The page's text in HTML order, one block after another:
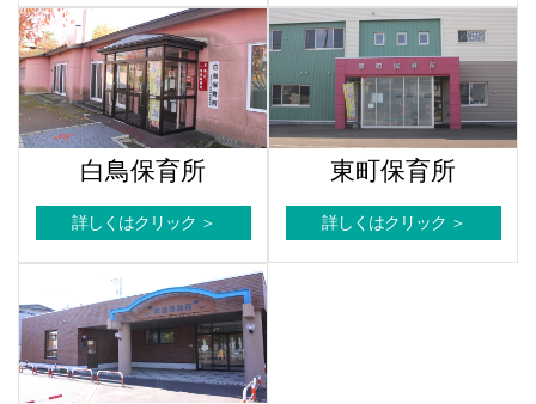
白鳥保育所
詳しくはクリック ＞
東町保育所
詳しくはクリック ＞